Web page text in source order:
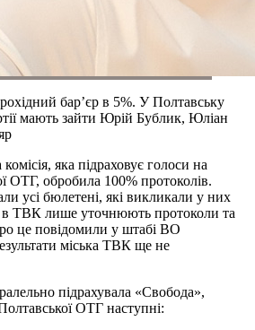
бар’єр в 5%. У Полтавську
мають зайти Юрій Бублик, Юліан
яка підраховує голоси на
ОТГ, обробила 100% протоколів.
усі бюлетені, які викликали у них
в ТВК лише уточнюють протоколи та
це повідомили у штабі ВО
міська ТВК ще не
підрахувала «Свобода»,
ОТГ наступні: